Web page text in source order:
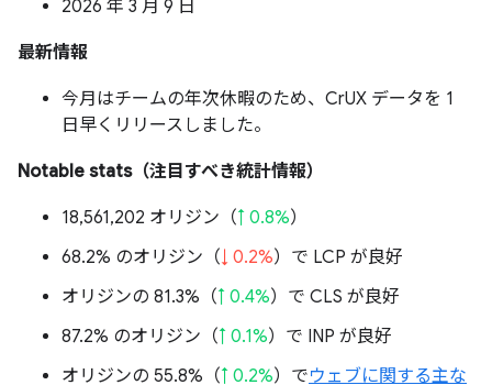
2026 年 3 月 9 日
最新情報
今月はチームの年次休暇のため、CrUX データを 1
日早くリリースしました。
Notable stats（注目すべき統計情報）
18,561,202 オリジン（↑ 0.8%）
68.2% のオリジン（↓ 0.2%）で LCP が良好
オリジンの 81.3%（↑ 0.4%）で CLS が良好
87.2% のオリジン（↑ 0.1%）で INP が良好
オリジンの 55.8%（↑ 0.2%）でウェブに関する主な